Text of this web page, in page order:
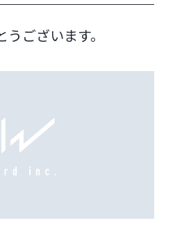
ございます。